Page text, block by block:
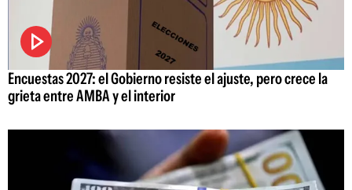
Encuestas 2027: el Gobierno resiste el ajuste, pero crece la
grieta entre AMBA y el interior